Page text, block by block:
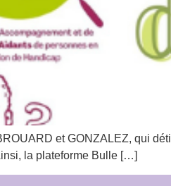
et GONZALEZ, qui
la plateforme Bulle […]